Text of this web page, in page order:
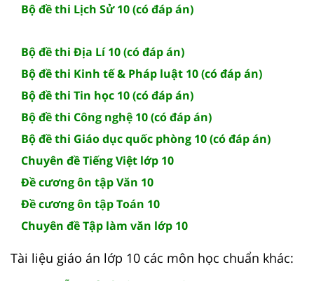
Bộ đề thi Lịch Sử 10 (có đáp án)
Bộ đề thi Địa Lí 10 (có đáp án)
Bộ đề thi Kinh tế & Pháp luật 10 (có đáp án)
Bộ đề thi Tin học 10 (có đáp án)
Bộ đề thi Công nghệ 10 (có đáp án)
Bộ đề thi Giáo dục quốc phòng 10 (có đáp án)
Chuyên đề Tiếng Việt lớp 10
Đề cương ôn tập Văn 10
Đề cương ôn tập Toán 10
Chuyên đề Tập làm văn lớp 10
Tài liệu giáo án lớp 10 các môn học chuẩn khác: